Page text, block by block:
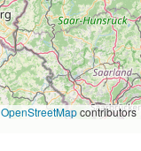
OpenStreetMapcontributors